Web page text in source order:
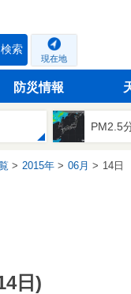
検索
現在地
防災情報
PM2.5
2015年 06月 14日
日)